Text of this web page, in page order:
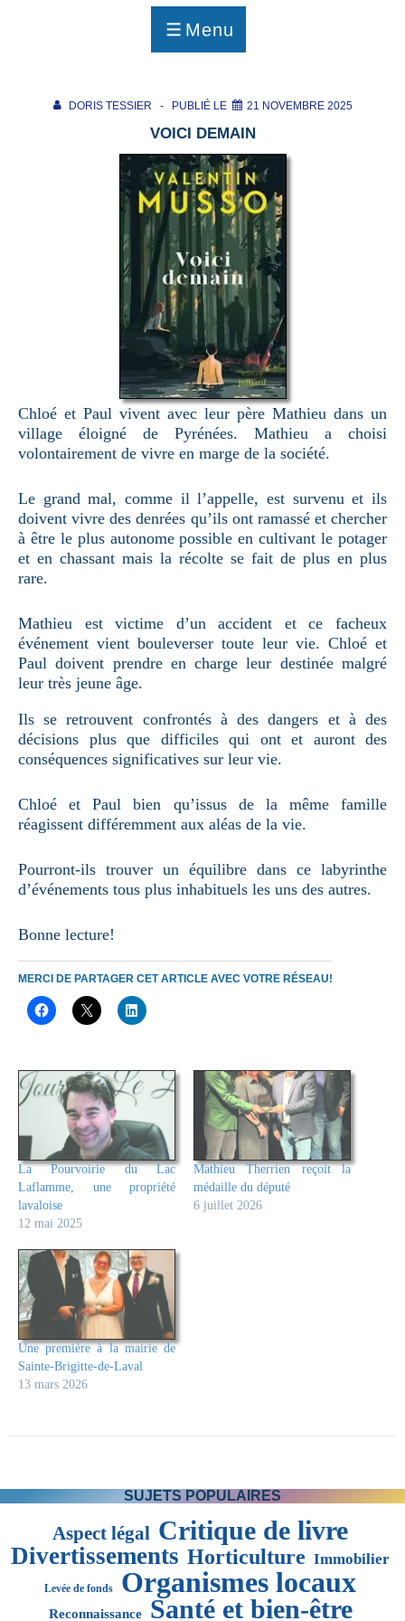
Menu
MENU
DORIS TESSIER PUBLIÉ LE 21 NOVEMBRE 2025
VOICI DEMAIN
Chloé et Paul vivent avec leur père Mathieu dans un
village éloigné de Pyrénées. Mathieu a choisi
volontairement de vivre en marge de la société.
Le grand mal, comme il l’appelle, est survenu et ils
doivent vivre des denrées qu’ils ont ramassé et chercher
à être le plus autonome possible en cultivant le potager
et en chassant mais la récolte se fait de plus en plus
rare.
Mathieu est victime d’un accident et ce facheux
événement vient bouleverser toute leur vie. Chloé et
Paul doivent prendre en charge leur destinée malgré
leur très jeune âge.
Ils se retrouvent confrontés à des dangers et à des
décisions plus que difficiles qui ont et auront des
conséquences significatives sur leur vie.
Chloé et Paul bien qu’issus de la même famille
réagissent différemment aux aléas de la vie.
Pourront-ils trouver un équilibre dans ce labyrinthe
d’événements tous plus inhabituels les uns des autres.
Bonne lecture!
MERCI DE PARTAGER CET ARTICLE AVEC VOTRE RÉSEAU!
La Pourvoirie du Lac
Laflamme, une propriété
lavaloise
12 mai 2025
Mathieu Therrien reçoit la
médaille du député
6 juillet 2026
Une première à la mairie de
Sainte-Brigitte-de-Laval
13 mars 2026
SUJETS POPULAIRES
Aspect légal Critique de livre
Divertissements Horticulture Immobilier
Levée de fonds Organismes locaux
Reconnaissance Santé et bien-être